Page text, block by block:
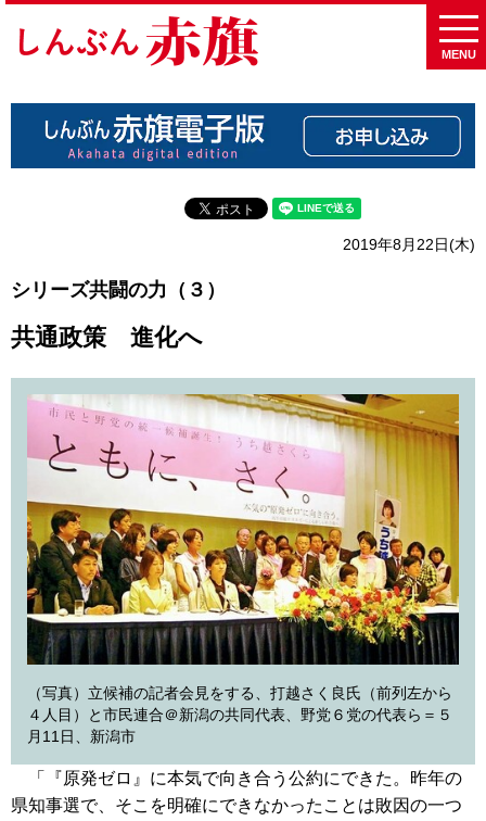
MENU
2019年8月22日(木)
シリーズ共闘の力（３）
共通政策 進化へ
（写真）立候補の記者会見をする、打越さく良氏（前列左から
４人目）と市民連合＠新潟の共同代表、野党６党の代表ら＝５
月11日、新潟市
「『原発ゼロ』に本気で向き合う公約にできた。昨年の
県知事選で、そこを明確にできなかったことは敗因の一つ